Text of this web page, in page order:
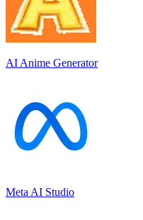
AI Anime Generator
Meta AI Studio